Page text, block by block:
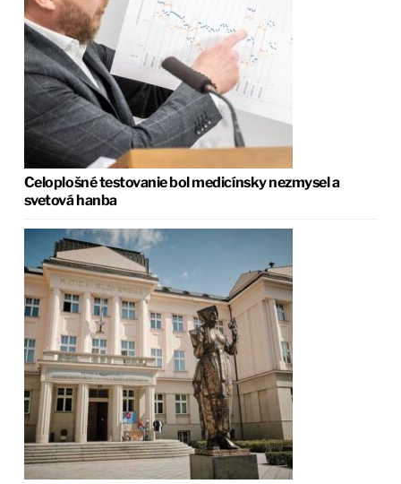
Celoplošné testovanie bol medicínsky nezmysel a
svetová hanba